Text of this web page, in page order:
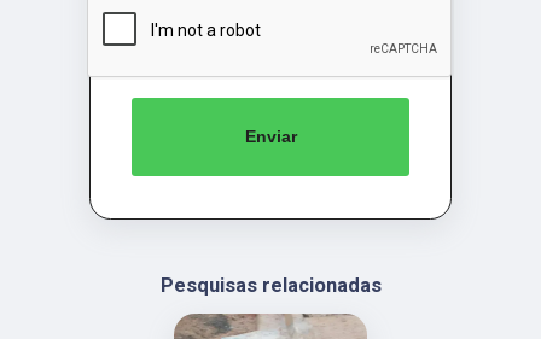
Enviar
Pesquisas relacionadas